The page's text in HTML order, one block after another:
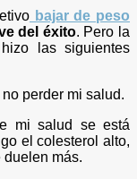
bajar de peso
del éxito. Pero la
las siguientes
no perder mi salud.
mi salud se está
el colesterol alto,
duelen más.